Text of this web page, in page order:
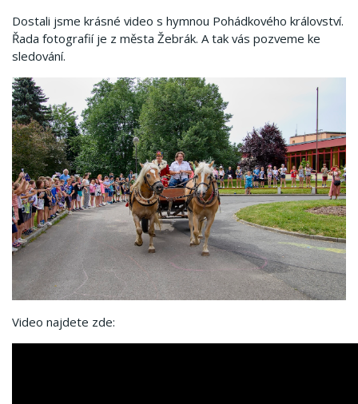
Dostali jsme krásné video s hymnou Pohádkového království.
Řada fotografií je z města Žebrák. A tak vás pozveme ke
sledování.
Video najdete zde: